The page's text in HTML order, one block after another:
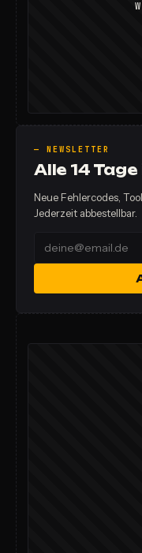
— NEWSLETTER
Alle 14
Neue Fehlercodes,
Jederzeit abbestellbar.